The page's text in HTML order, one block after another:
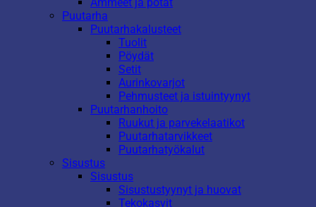
Puutarha
Puutarhakalusteet
Tuolit
Pöydät
Setit
Aurinkovarjot
Pehmusteet ja istuintyynyt
Puutarhanhoito
Ruukut ja parvekelaatikot
Puutarhatarvikkeet
Puutarhatyökalut
Sisustus
Sisustus
Sisustustyynyt ja huovat
Tekokasvit